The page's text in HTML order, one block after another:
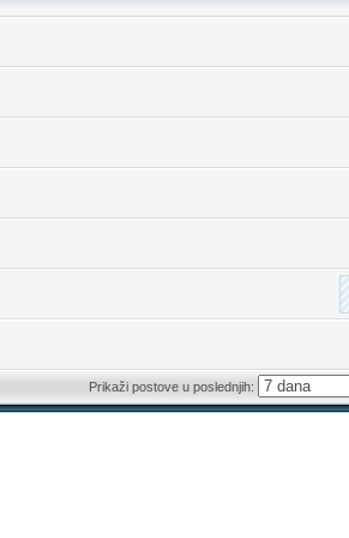
Prikaži postove u poslednjih: